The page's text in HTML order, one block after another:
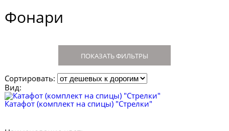
Фонари
ПОКАЗАТЬ ФИЛЬТРЫ
Сортировать:
Вид:
Катафот (комплект на спицы) "Стрелки"